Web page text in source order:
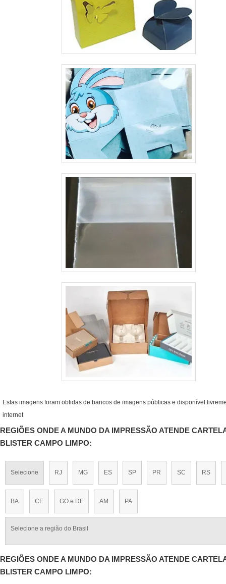
Estas imagens foram obtidas de bancos de imagens públicas e disponível
internet
REGIÕES ONDE A MUNDO DA IMPRESSÃO ATENDE
BLISTER CAMPO LIMPO:
Selecione RJ MG ES SP PR SC RS
BA CE GO e DF AM PA
Selecione a região do Brasil
REGIÕES ONDE A MUNDO DA IMPRESSÃO ATENDE
BLISTER CAMPO LIMPO: